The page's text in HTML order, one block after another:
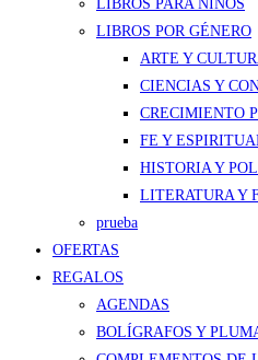
LIBROS PARA NIÑOS
LIBROS POR GÉNERO
ARTE Y
CIENCIAS Y
CRECIMIENTO
FE Y
HISTORIA Y
LITERATURA Y
prueba
OFERTAS
REGALOS
AGENDAS
BOLÍGRAFOS Y